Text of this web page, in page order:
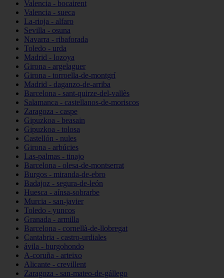
Valencia - bocairent
Valencia - sueca
La-rioja - alfaro
Sevilla - osuna
Navarra - ribaforada
Toledo - urda
Madrid - lozoya
Girona - argelaguer
Girona - torroella-de-montgrí
Madrid - daganzo-de-arriba
Barcelona - sant-quirze-del-vallès
Salamanca - castellanos-de-moriscos
Zaragoza - caspe
Gipuzkoa - beasain
Gipuzkoa - tolosa
Castellón - nules
Girona - arbúcies
Las-palmas - tinajo
Barcelona - olesa-de-montserrat
Burgos - miranda-de-ebro
Badajoz - segura-de-león
Huesca - aínsa-sobrarbe
Murcia - san-javier
Toledo - yuncos
Granada - armilla
Barcelona - cornellà-de-llobregat
Cantabria - castro-urdiales
ávila - burgohondo
A-coruña - arteixo
Alicante - crevillent
Zaragoza - san-mateo-de-gállego